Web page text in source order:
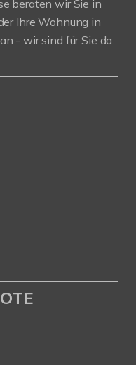
beraten wir Sie in
Ihre Wohnung in
- wir sind für Sie da.